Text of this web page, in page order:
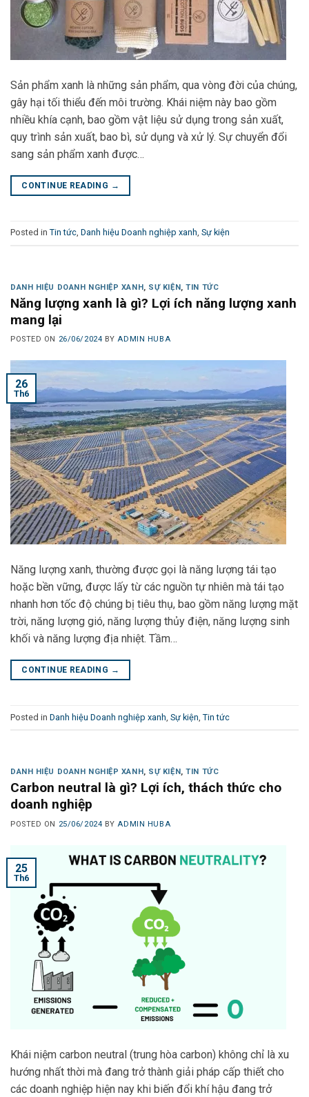
Sản phẩm xanh là những sản phẩm, qua vòng đời của chúng,
gây hại tối thiểu đến môi trường. Khái niệm này bao gồm
nhiều khía cạnh, bao gồm vật liệu sử dụng trong sản xuất,
quy trình sản xuất, bao bì, sử dụng và xử lý. Sự chuyển đổi
sang sản phẩm xanh được…
CONTINUE READING →
Posted in Tin tức, Danh hiệu Doanh nghiệp xanh, Sự kiện
DANH HIỆU DOANH NGHIỆP XANH , SỰ KIỆN ,TIN TỨC
Năng lượng xanh là gì? Lợi ích năng lượng xanh
mang lại
POSTED ON 26/06/2024 BYADMIN HUBA
26
Th6
Năng lượng xanh, thường được gọi là năng lượng tái tạo
hoặc bền vững, được lấy từ các nguồn tự nhiên mà tái tạo
nhanh hơn tốc độ chúng bị tiêu thụ, bao gồm năng lượng mặt
trời, năng lượng gió, năng lượng thủy điện, năng lượng sinh
khối và năng lượng địa nhiệt. Tầm…
CONTINUE READING →
Posted in Danh hiệu Doanh nghiệp xanh Sự kiện Tin tức
DANH HIỆU DOANH NGHIỆP XANH , SỰ KIỆN ,TIN TỨC
Carbon neutral là gì? Lợi ích, thách thức cho
doanh nghiệp
POSTED ON 25/06/2024 BY ADMIN HUBA
25
Th6
Khái niệm carbon neutral (trung hòa carbon) không chỉ là xu
hướng nhất thời mà đang trở thành giải pháp cấp thiết cho
các doanh nghiệp hiện nay khi biến đổi khí hậu đang trở